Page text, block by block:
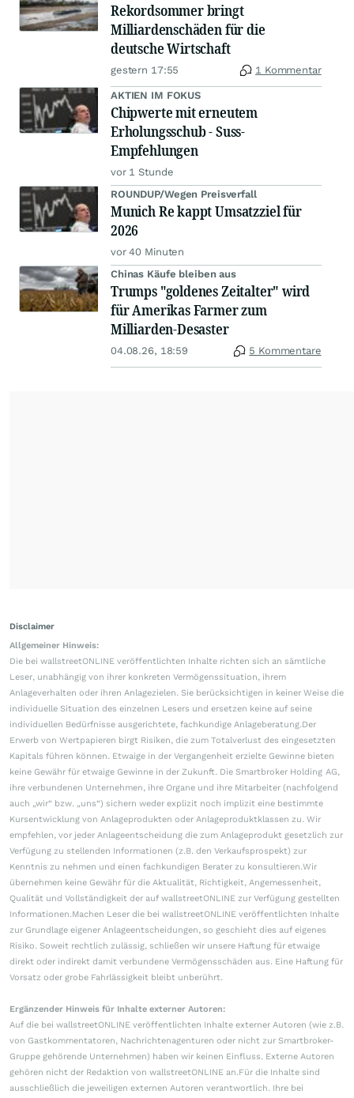
Rekordsommer bringt
Milliardenschäden für die
deutsche Wirtschaft
gestern 17:55 1 Kommentar
AKTIEN IM FOKUS
Chipwerte mit erneutem
Erholungsschub - Suss-
Empfehlungen
vor 1 Stunde
ROUNDUP/Wegen Preisverfall
Munich Re kappt Umsatzziel für
2026
vor 40 Minuten
Chinas Käufe bleiben aus
Trumps "goldenes Zeitalter" wird
für Amerikas Farmer zum
Milliarden-Desaster
04.08.26, 18:59 5 Kommentare
Disclaimer
Allgemeiner Hinweis:
Die bei wallstreetONLINE veröffentlichten Inhalte richten sich an sämtliche
Leser, unabhängig von ihrer konkreten Vermögenssituation, ihrem
Anlageverhalten oder ihren Anlagezielen. Sie berücksichtigen in keiner Weise die
individuelle Situation des einzelnen Lesers und ersetzen keine auf seine
individuellen Bedürfnisse ausgerichtete, fachkundige Anlageberatung.Der
Erwerb von Wertpapieren birgt Risiken, die zum Totalverlust des eingesetzten
Kapitals führen können. Etwaige in der Vergangenheit erzielte Gewinne bieten
keine Gewähr für etwaige Gewinne in der Zukunft. Die Smartbroker Holding AG,
ihre verbundenen Unternehmen, ihre Organe und ihre Mitarbeiter (nachfolgend
auch „wir“ bzw. „uns“) sichern weder explizit noch implizit eine bestimmte
Kursentwicklung von Anlageprodukten oder Anlageproduktklassen zu. Wir
empfehlen, vor jeder Anlageentscheidung die zum Anlageprodukt gesetzlich zur
Verfügung zu stellenden Informationen (z.B. den Verkaufsprospekt) zur
Kenntnis zu nehmen und einen fachkundigen Berater zu konsultieren.Wir
übernehmen keine Gewähr für die Aktualität, Richtigkeit, Angemessenheit,
Qualität und Vollständigkeit der auf wallstreetONLINE zur Verfügung gestellten
Informationen.Machen Leser die bei wallstreetONLINE veröffentlichten Inhalte
zur Grundlage eigener Anlageentscheidungen, so geschieht dies auf eigenes
Risiko. Soweit rechtlich zulässig, schließen wir unsere Haftung für etwaige
direkt oder indirekt damit verbundene Vermögensschäden aus. Eine Haftung für
Vorsatz oder grobe Fahrlässigkeit bleibt unberührt.
Ergänzender Hinweis für Inhalte externer Autoren:
Auf die bei wallstreetONLINE veröffentlichten Inhalte externer Autoren (wie z.B.
von Gastkommentatoren, Nachrichtenagenturen oder nicht zur Smartbroker-
Gruppe gehörende Unternehmen) haben wir keinen Einfluss. Externe Autoren
gehören nicht der Redaktion von wallstreetONLINE an.Für die Inhalte sind
ausschließlich die jeweiligen externen Autoren verantwortlich. Ihre bei